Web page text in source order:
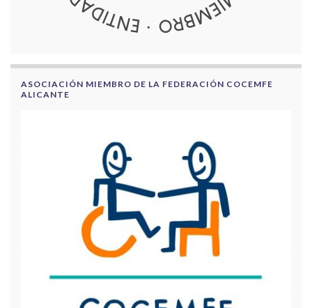
ASOCIACIÓN MIEMBRO DE LA FEDERACIÓN COCEMFE
ALICANTE